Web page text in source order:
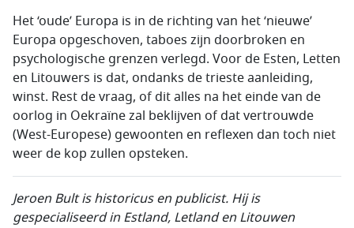
Het ‘oude’ Europa is in de richting van het ‘nieuwe’
Europa opgeschoven, taboes zijn doorbroken en
psychologische grenzen verlegd. Voor de Esten, Letten
en Litouwers is dat, ondanks de trieste aanleiding,
winst. Rest de vraag, of dit alles na het einde van de
oorlog in Oekraïne zal beklijven of dat vertrouwde
(West-Europese) gewoonten en reflexen dan toch niet
weer de kop zullen opsteken.
Jeroen Bult is historicus en publicist. Hij is
gespecialiseerd in Estland, Letland en Litouwen